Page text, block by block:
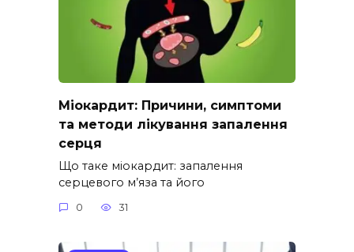
Міокардит: Причини, симптоми
та методи лікування запалення
серця
Що таке міокардит: запалення
серцевого м’яза та його
0 31